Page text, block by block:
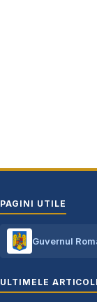
PAGINI UTILE
Guvernul
ULTIMELE